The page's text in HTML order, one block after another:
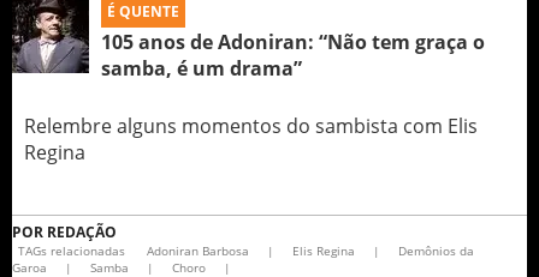
É QUENTE
105 anos de Adoniran: “Não tem graça o
samba, é um drama”
Relembre alguns momentos do sambista com Elis
Regina
POR REDAÇÃO
TAGs relacionadas Adoniran Barbosa | Elis Regina |
Demônios da
Garoa
| Samba | Choro |